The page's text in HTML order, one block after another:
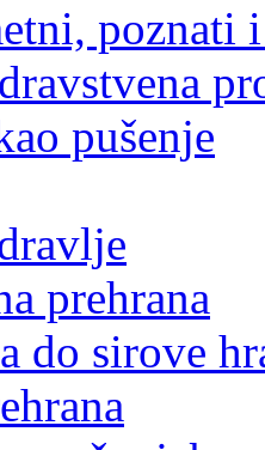
poznati
pušenje
prehrana
do sirove